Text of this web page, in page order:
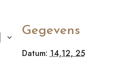
Gegevens
Datum: 14,12, 25